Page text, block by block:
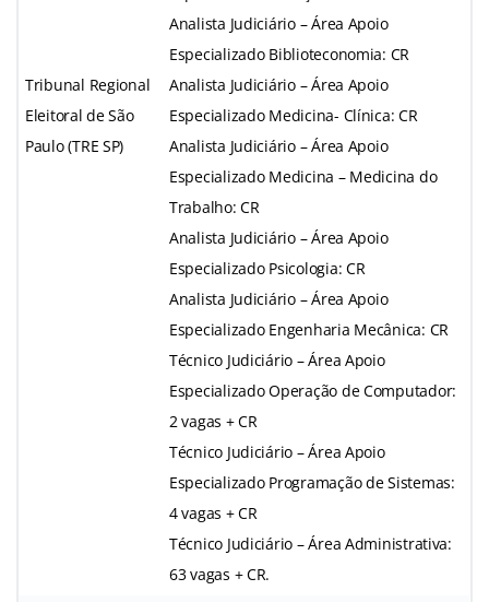
Tribunal Regional
Eleitoral de São
Paulo (TRE SP)
Analista Judiciário – Área Apoio
Especializado Biblioteconomia: CR
Analista Judiciário – Área Apoio
Especializado Medicina- Clínica: CR
Analista Judiciário – Área Apoio
Especializado Medicina – Medicina do
Trabalho: CR
Analista Judiciário – Área Apoio
Especializado Psicologia: CR
Analista Judiciário – Área Apoio
Especializado Engenharia Mecânica: CR
Técnico Judiciário – Área Apoio
Especializado Operação de Computador:
2 vagas + CR
Técnico Judiciário – Área Apoio
Especializado Programação de Sistemas:
4 vagas + CR
Técnico Judiciário – Área Administrativa:
63 vagas + CR.